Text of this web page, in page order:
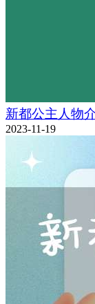
新都公主人物
2023-11-19